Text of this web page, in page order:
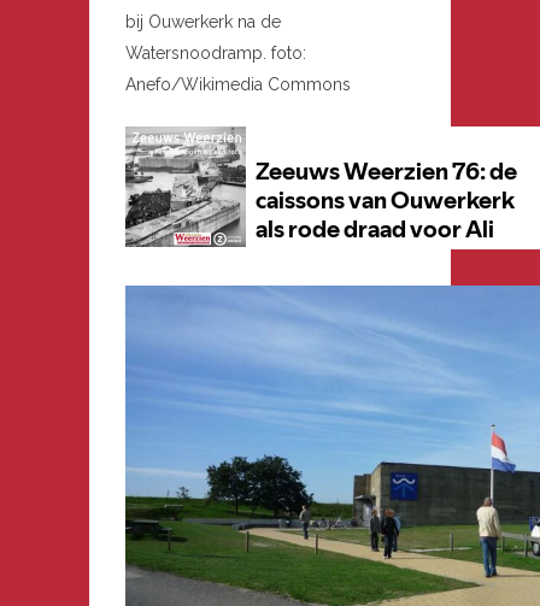
bij Ouwerkerk na de
Watersnoodramp. foto:
Anefo/Wikimedia Commons